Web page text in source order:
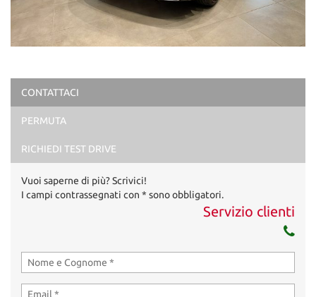
CONTATTACI
PERMUTA
RICHIEDI TEST DRIVE
Vuoi saperne di più? Scrivici!
I campi contrassegnati con * sono obbligatori.
Servizio clienti